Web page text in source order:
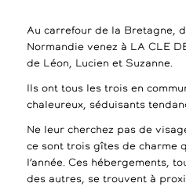
Au carrefour de la Bretagne,
Normandie venez à LA CLE
de Léon, Lucien et Suzanne.
Ils ont tous les trois en
chaleureux, séduisants
Ne leur cherchez pas de
ce sont trois gîtes de charme
l’année. Ces hébergements,
des autres, se trouvent à